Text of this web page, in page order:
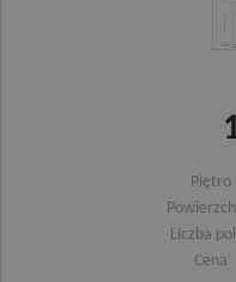
Piętro
Liczba
Cena